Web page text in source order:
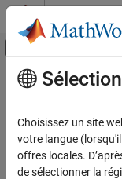
Passer au contenu
Activer/
Accueil de la
Navigation Toolbox
Planification de
Contenu principal
Cette page a été
Choisissez un site
votre langue
offres locales.
de sélectionner la